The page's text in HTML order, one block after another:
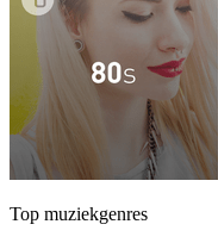
Top muziekgenres